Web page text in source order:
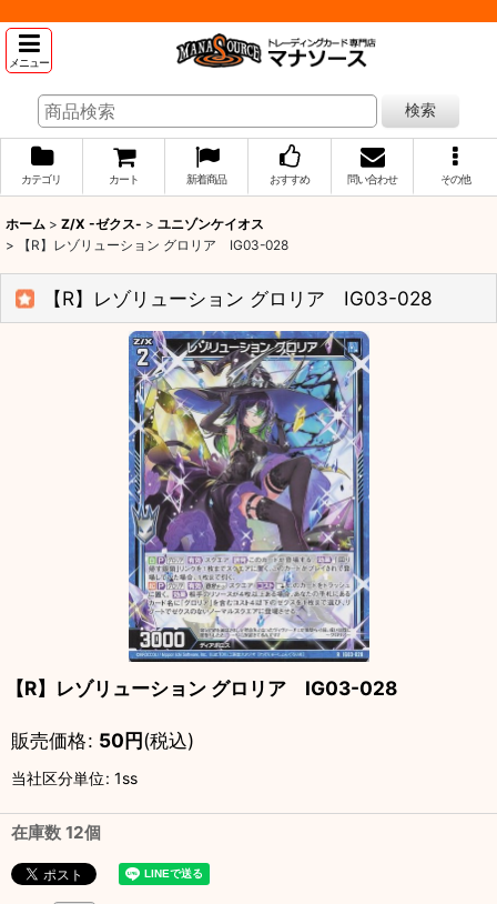
メニュー
検索
カテゴリ カート 新着商品 おすすめ 問い合わせ その他
ホーム > Z/X -ゼクス- > ユニゾンケイオス
>
【R】レゾリューション グロリア IG03-028
【R】レゾリューション グロリア IG03-028
【R】レゾリューション グロリア IG03-028
販売価格: 50円(税込)
当社区分単位: 1ss
在庫数 12個